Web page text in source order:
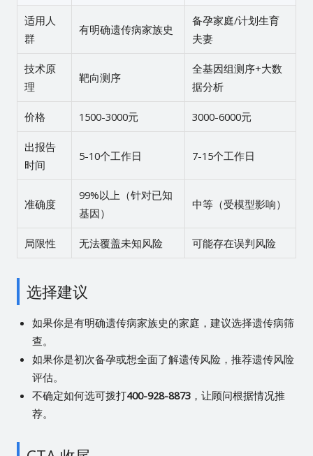
适用人
群
有明确遗传病家族史
备孕家庭/计划生育
夫妻
技术原
理
靶向测序
全基因组测序+大数
据分析
价格 1500-3000元 3000-6000元
出报告
时间
5-10个工作日 7-15个工作日
准确度
99%以上（针对已知
基因）
中等（受模型影响）
局限性 无法覆盖未知风险 可能存在误判风险
选择建议
如果你是有明确遗传病家族史的家庭，建议选择遗传病筛
查。
如果你是初次备孕或想全面了解遗传风险，推荐遗传风险
评估。
不确定如何选可拨打400-928-8873，让顾问根据情况推
荐。